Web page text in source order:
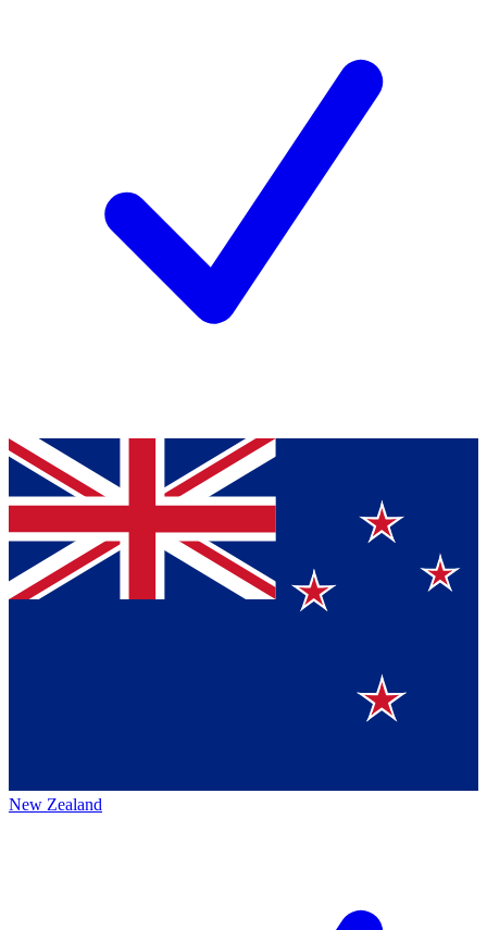
New Zealand